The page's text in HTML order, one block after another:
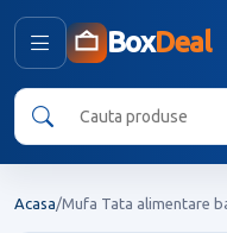
BoxDeal
Acasa/Mufa Tata alimentare